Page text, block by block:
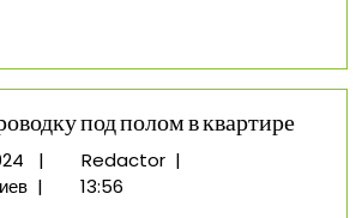
под полом в квартире
5
декабря
| RedactorКак|
|
13:56